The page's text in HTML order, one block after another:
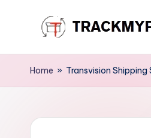
content
T
r
c
Home » Transvision